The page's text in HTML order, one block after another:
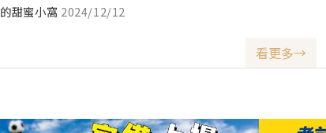
甜蜜小窩 2024/12/12
看更多→